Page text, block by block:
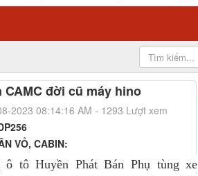
đời cũ máy hino
2023 08:14:16 AM - 1293 Lượt xem
VỎ, CABIN:
ô tô Huyền Phát Bán Phụ tùng xe